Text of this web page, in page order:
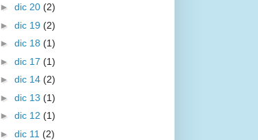
► dic 20 (2)
► dic 19 (2)
► dic 18 (1)
► dic 17 (1)
► dic 14 (2)
► dic 13 (1)
► dic 12 (1)
► dic 11 (2)